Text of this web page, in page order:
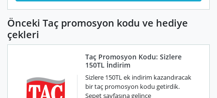
Önceki Taç promosyon kodu ve hediye
çekleri
Taç Promosyon Kodu: Sizlere
150TL İndirim
Sizlere 150TL ek indirim kazandıracak
bir taç promosyon kodu getirdik.
Sepet sayfasına gelince